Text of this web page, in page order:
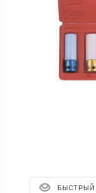
БЫСТРЫЙ